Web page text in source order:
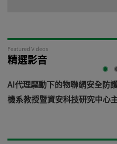
Featured Videos
精選影音
AI代理驅動下的物聯網安全防
機系教授暨資安科技研究中心